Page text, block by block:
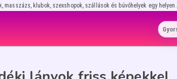
klubok, szexshopok, szállások és búvóhelyek egy helyen.